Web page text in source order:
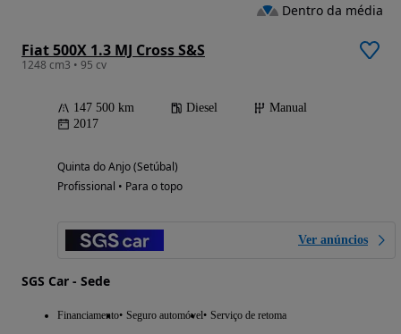
Fiat 500X 1.3 MJ Cross S&S
1248 cm3 • 95 cv
147 500 km Diesel
Manual
2017
Quinta do Anjo (Setúbal)
Profissional • Para o topo
Ver anúncios
SGS Car - Sede
Financiamento Seguro automóvel Serviço de retoma
Dentro da média